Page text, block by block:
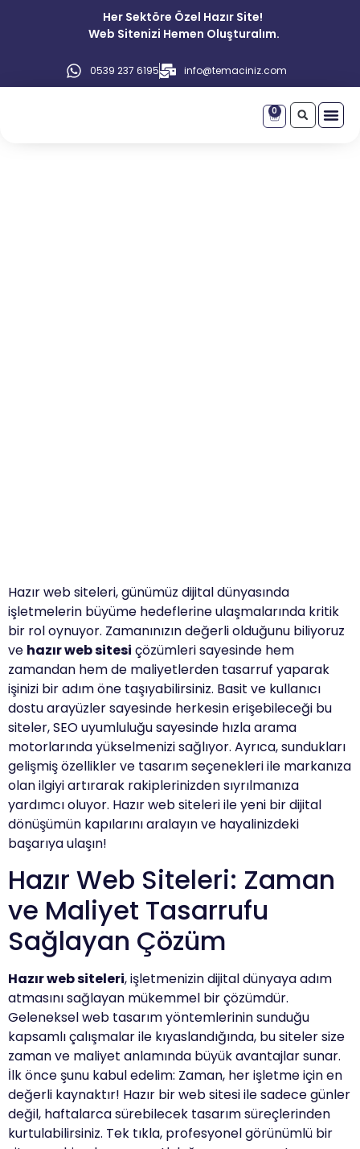
Her Sektöre Özel Hazır Site!
Web Sitenizi Hemen Oluşturalım.
0539 237 6195 info@temaciniz.com
0
Hazır web siteleri, günümüz dijital dünyasında
işletmelerin büyüme hedeflerine ulaşmalarında kritik
bir rol oynuyor. Zamanınızın değerli olduğunu biliyoruz
ve hazır web sitesi çözümleri sayesinde hem
zamandan hem de maliyetlerden tasarruf yaparak
işinizi bir adım öne taşıyabilirsiniz. Basit ve kullanıcı
dostu arayüzler sayesinde herkesin erişebileceği bu
siteler, SEO uyumluluğu sayesinde hızla arama
motorlarında yükselmenizi sağlıyor. Ayrıca, sundukları
gelişmiş özellikler ve tasarım seçenekleri ile markanıza
olan ilgiyi artırarak rakiplerinizden sıyrılmanıza
yardımcı oluyor. Hazır web siteleri ile yeni bir dijital
dönüşümün kapılarını aralayın ve hayalinizdeki
başarıya ulaşın!
Hazır Web Siteleri: Zaman
ve Maliyet Tasarrufu
Sağlayan Çözüm
Hazır web siteleri, işletmenizin dijital dünyaya adım
atmasını sağlayan mükemmel bir çözümdür.
Geleneksel web tasarım yöntemlerinin sunduğu
kapsamlı çalışmalar ile kıyaslandığında, bu siteler size
zaman ve maliyet anlamında büyük avantajlar sunar.
İlk önce şunu kabul edelim: Zaman, her işletme için en
değerli kaynaktır! Hazır bir web sitesi ile sadece günler
değil, haftalarca sürebilecek tasarım süreçlerinden
kurtulabilirsiniz. Tek tıkla, profesyonel görünümlü bir